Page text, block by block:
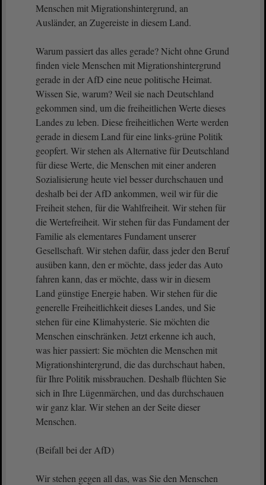
Menschen mit Migrationshintergrund, an
Ausländer, an Zugereiste in diesem Land.
Warum passiert das alles gerade? Nicht ohne Grund
finden viele Menschen mit Migrationshintergrund
gerade in der AfD eine neue politische Heimat.
Wissen Sie, warum? Weil sie nach Deutschland
gekommen sind, um die freiheitlichen Werte dieses
Landes zu leben. Diese freiheitlichen Werte werden
gerade in diesem Land für eine links-grüne Politik
geopfert. Wir stehen als Alternative für Deutschland
für diese Werte, die Menschen mit einer anderen
Sozialisierung heute viel besser durchschauen und
deshalb bei der AfD ankommen, weil wir für die
Freiheit stehen, für die Wahlfreiheit. Wir stehen für
die Wertefreiheit. Wir stehen für das Fundament der
Familie als elementares Fundament unserer
Gesellschaft. Wir stehen dafür, dass jeder den Beruf
ausüben kann, den er möchte, dass jeder das Auto
fahren kann, das er möchte, dass wir in diesem
Land günstige Energie haben. Wir stehen für die
generelle Freiheitlichkeit dieses Landes, und Sie
stehen für eine Klimahysterie. Sie möchten die
Menschen einschränken. Jetzt erkenne ich auch,
was hier passiert: Sie möchten die Menschen mit
Migrationshintergrund, die das durchschaut haben,
für Ihre Politik missbrauchen. Deshalb flüchten Sie
sich in Ihre Lügenmärchen, und das durchschauen
wir ganz klar. Wir stehen an der Seite dieser
Menschen.
(Beifall bei der AfD)
Wir stehen gegen all das, was Sie den Menschen